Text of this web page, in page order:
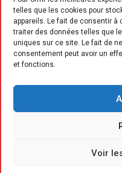
telles que les cookies pour
appareils. Le fait de consentir
traiter des données telles que
uniques sur ce site. Le fait de
consentement peut avoir un
et fonctions.
Voir
L’ la vente
vitrocéramiques,